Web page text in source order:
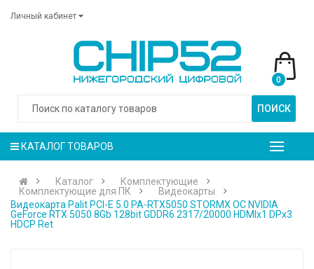
Личный кабинет
ПОИСК
0
КАТАЛОГ ТОВАРОВ
Каталог
Комплектующие
Комплектующие для ПК
Видеокарты
Видеокарта Palit PCI-E 5.0 PA-RTX5050 STORMX OC NVIDIA
GeForce RTX 5050 8Gb 128bit GDDR6 2317/20000 HDMIx1 DPx3
HDCP Ret